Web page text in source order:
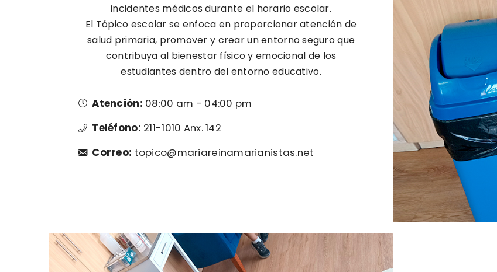
incidentes médicos durante el horario escolar.
El Tópico escolar se enfoca en proporcionar atención de
salud primaria, promover y crear un entorno seguro que
contribuya al bienestar físico y emocional de los
estudiantes dentro del entorno educativo.
Atención: 08:00 am - 04:00 pm
Teléfono: 211-1010 Anx. 142
Correo: topico@mariareinamarianistas.net